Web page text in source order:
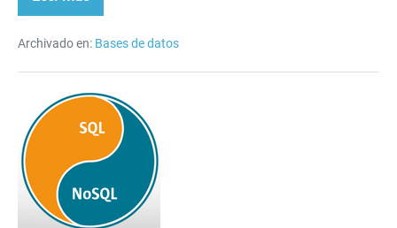
de
objeto-
Archivado en: Bases de datos
Vídeos
de
triggers
y
procedimientos